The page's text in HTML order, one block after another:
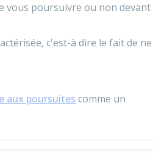
vous poursuivre ou non devant
c'est-à dire le fait de ne
aux poursuites comme un